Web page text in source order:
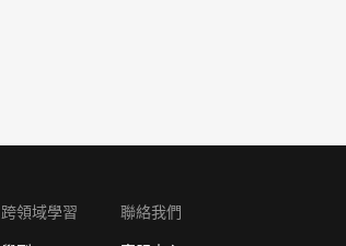
跨領域學習 聯絡我們